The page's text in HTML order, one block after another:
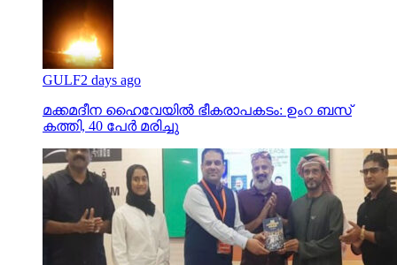
GULF2 days ago
മക്കമദീന ഹൈവേയില്‍ ഭീകരാപകടം: ഉംറ ബസ്
കത്തി, 40 പേര്‍ മരിച്ചു